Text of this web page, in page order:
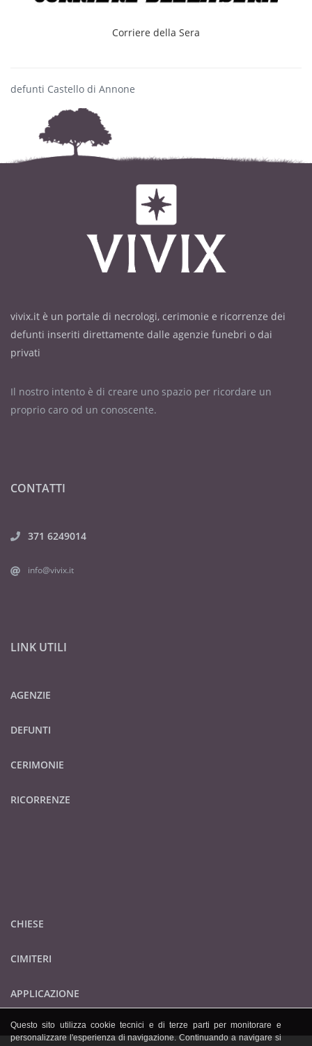
Corriere della Sera
defunti Castello di Annone
vivix.it è un portale di necrologi, cerimonie e ricorrenze dei
defunti inseriti direttamente dalle agenzie funebri o dai
privati
Il nostro intento è di creare uno spazio per ricordare un
proprio caro od un conoscente.
CONTATTI
371 6249014
info@vivix.it
LINK UTILI
AGENZIE
DEFUNTI
CERIMONIE
RICORRENZE
CHIESE
CIMITERI
APPLICAZIONE
Questo sito utilizza cookie tecnici e di terze parti per monitorare e
personalizzare l'esperienza di navigazione. Continuando a navigare si